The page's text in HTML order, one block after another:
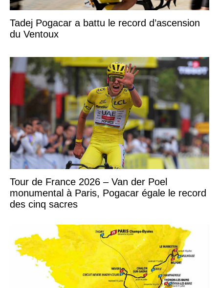
Tadej Pogacar a battu le record d’ascension
du Ventoux
Tour de France 2026 – Van der Poel
monumental à Paris, Pogacar égale le record
des cinq sacres